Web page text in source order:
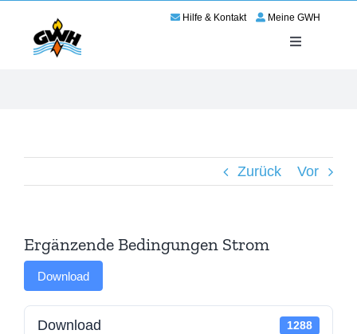
springen
Hilfe & Kontakt Meine GWH
Toggle
Karriere
Zurück Vor
Ergänzende Bedingungen Strom
Download
Download 1288